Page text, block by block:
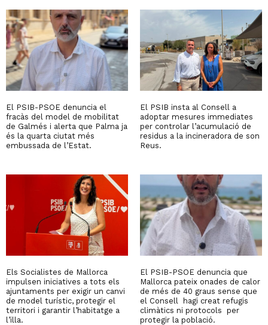
El PSIB-PSOE denuncia el
fracàs del model de mobilitat
de Galmés i alerta que Palma ja
és la quarta ciutat més
embussada de l’Estat.
El PSIB insta al Consell a
adoptar mesures immediates
per controlar l’acumulació de
residus a la incineradora de son
Reus.
Els Socialistes de Mallorca
impulsen iniciatives a tots els
ajuntaments per exigir un canvi
de model turístic, protegir el
territori i garantir l’habitatge a
l’illa.
El PSIB-PSOE denuncia que
Mallorca pateix onades de calor
de més de 40 graus sense que
el Consell hagi creat refugis
climàtics ni protocols per
protegir la població.